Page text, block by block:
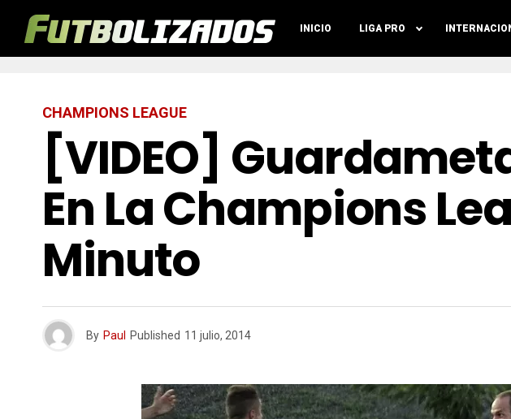
INICIO LIGA PRO
CHAMPIONS LEAGUE
[VIDEO]
En La Champions
Minuto
By Paul Published 11 julio, 2014